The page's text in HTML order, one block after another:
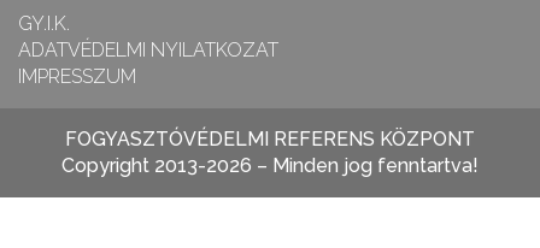
GY.I.K.
ADATVÉDELMI NYILATKOZAT
IMPRESSZUM
FOGYASZTÓVÉDELMI REFERENS KÖZPONT
Copyright 2013-2026 – Minden jog fenntartva!